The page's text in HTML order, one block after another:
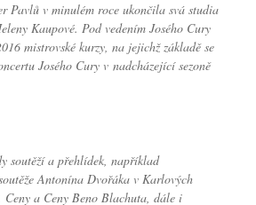
Pavlův minulém roce ukončila svá studia
Kaupové. Pod vedením Josého Cury
mistrovské kurzy, na jejichž základě se
Josého Cury v nadcházející sezoně
soutěží a přehlídek, například
Antonína Dvořáka v Karlových
Ceny a Ceny Beno Blachuta, dále i